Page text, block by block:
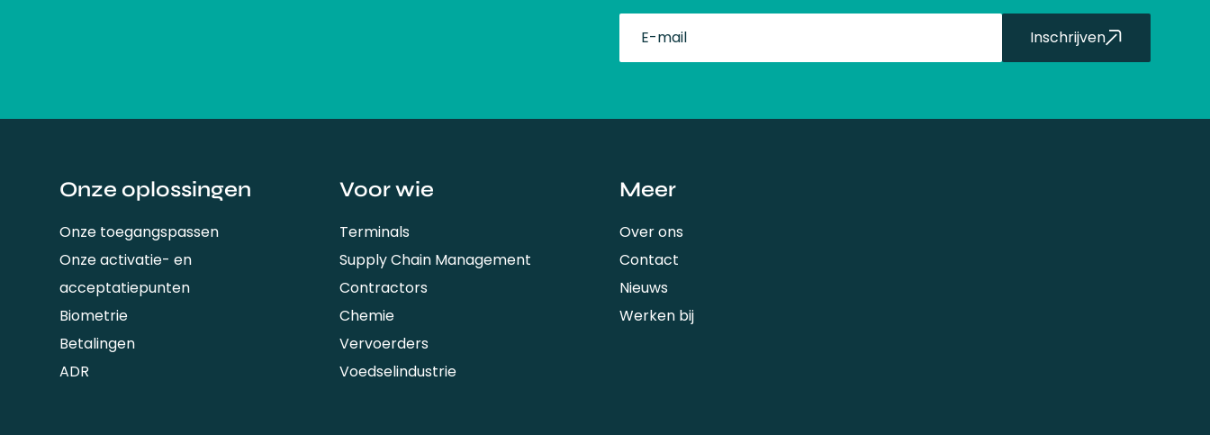
Inschrijven
Onze oplossingen
Onze toegangspassen
Onze activatie- en
acceptatiepunten
Biometrie
Betalingen
ADR
Voor wie
Terminals
Supply Chain Management
Contractors
Chemie
Vervoerders
Voedselindustrie
Meer
Over ons
Contact
Nieuws
Werken bij